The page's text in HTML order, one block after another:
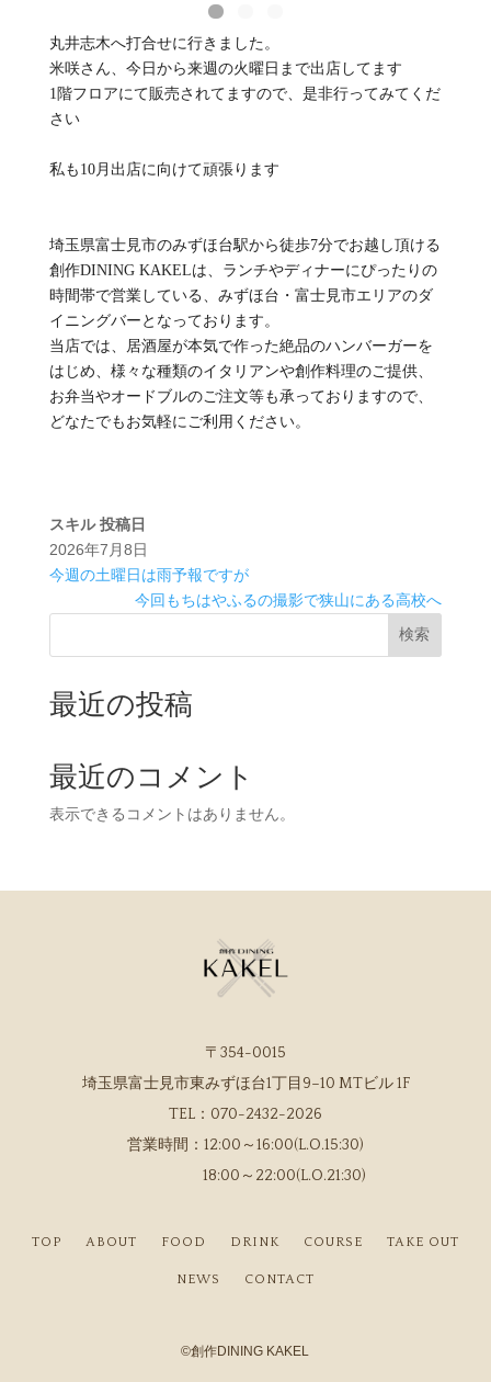
丸井志木へ打合せに行きました。
米咲さん、今日から来週の火曜日まで出店してます
1階フロアにて販売されてますので、是非行ってみてくだ
さい
私も10月出店に向けて頑張ります
埼玉県富士見市のみずほ台駅から徒歩7分でお越し頂ける
創作DINING KAKELは、ランチやディナーにぴったりの
時間帯で営業している、みずほ台・富士見市エリアのダ
イニングバーとなっております。
当店では、居酒屋が本気で作った絶品のハンバーガーを
はじめ、様々な種類のイタリアンや創作料理のご提供、
お弁当やオードブルのご注文等も承っておりますので、
どなたでもお気軽にご利用ください。
スキル 投稿日
2026年7月8日
今週の土曜日は雨予報ですが
今回もちはやふるの撮影で狭山にある高校へ
検索
最近の投稿
最近のコメント
表示できるコメントはありません。
〒354-0015
埼玉県富士見市東みずほ台1丁目9−10 MTビル 1F
TEL： 070-2432-2026
営業時間： 12:00～16:00(L.O.15:30)
18:00～22:00(L.O.21:30)
TOP ABOUT FOOD DRINK COURSE TAKE OUT
NEWS CONTACT
©創作DINING KAKEL